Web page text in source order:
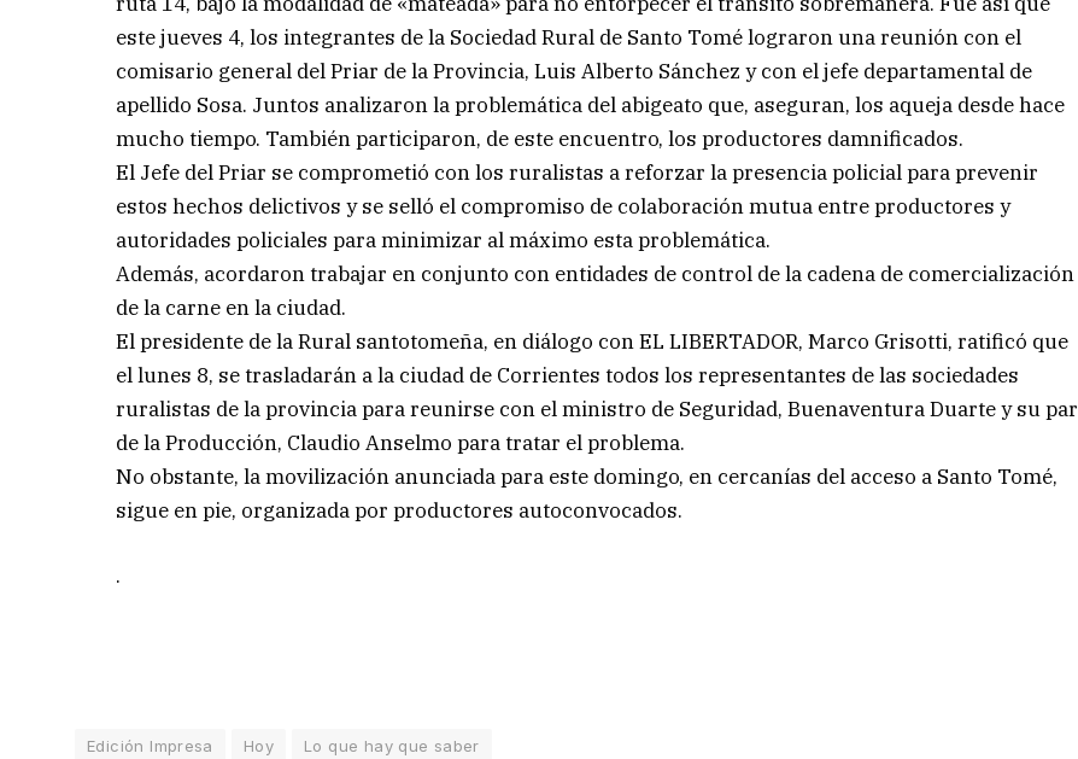
este jueves 4, los integrantes de la Sociedad Rural de Santo Tomé lograron una reunión con el
comisario general del Priar de la Provincia, Luis Alberto Sánchez y con el jefe departamental de
apellido Sosa. Juntos analizaron la problemática del abigeato que, aseguran, los aqueja desde hace
mucho tiempo. También participaron, de este encuentro, los productores damnificados.
El Jefe del Priar se comprometió con los ruralistas a reforzar la presencia policial para prevenir
estos hechos delictivos y se selló el compromiso de colaboración mutua entre productores y
autoridades policiales para minimizar al máximo esta problemática.
Además, acordaron trabajar en conjunto con entidades de control de la cadena de comercialización
de la carne en la ciudad.
El presidente de la Rural santotomeña, en diálogo con EL LIBERTADOR, Marco Grisotti, ratificó que
el lunes 8, se trasladarán a la ciudad de Corrientes todos los representantes de las sociedades
ruralistas de la provincia para reunirse con el ministro de Seguridad, Buenaventura Duarte y su par
de la Producción, Claudio Anselmo para tratar el problema.
No obstante, la movilización anunciada para este domingo, en cercanías del acceso a Santo Tomé,
sigue en pie, organizada por productores autoconvocados.
.
Edición Impresa Hoy Lo que hay que saber